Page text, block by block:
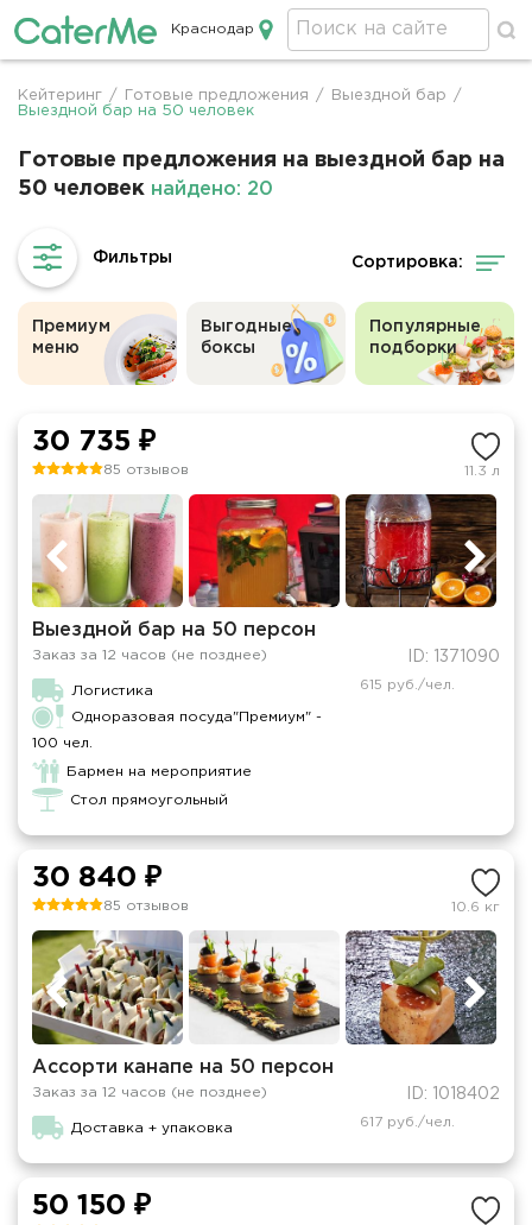
Кейтеринг в Краснодаре
Краснодар
Строка
Кейтеринг / Готовые предложения / Выездной бар
/
Выездной бар на 50 человек
Готовые предложения на выездной бар на
50 человек найдено: 20
Сортировка:
Премиум
меню
Выгодные
боксы
Популярные
подборки
30 735 ₽
85 отзывов 11.3 л
Выездной бар на 50 персон
Заказ за 12 часов (не позднее) ID: 1371090
Логистика
Одноразовая посуда"Премиум" -
100 чел.
Бармен на мероприятие
Стол прямоугольный
615 руб./чел.
30 840 ₽
85 отзывов 10.6 кг
Ассорти канапе на 50 персон
Заказ за 12 часов (не позднее) ID: 1018402
Доставка + упаковка 617 руб./чел.
50 150 ₽